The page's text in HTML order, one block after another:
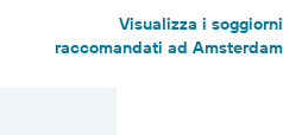
Visualizza i soggiorni
raccomandati ad Amsterdam